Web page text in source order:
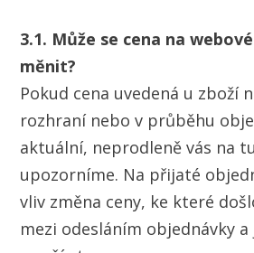
3.1. Může se cena na
měnit?
Pokud cena uvedená u zboží
rozhraní nebo v průběhu
aktuální, neprodleně vás na
upozorníme. Na přijaté
vliv změna ceny, ke které
mezi odesláním objednávky